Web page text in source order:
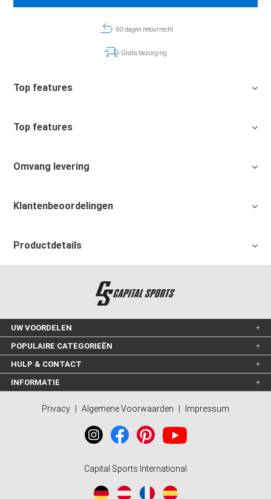
60 dagen retourrecht
Gratis bezorging
Top features
Top features
Omvang levering
Klantenbeoordelingen
Productdetails
UW VOORDELEN
POPULAIRE CATEGORIEËN
HULP & CONTACT
INFORMATIE
Privacy Algemene Voorwaarden Impressum
Capital Sports International